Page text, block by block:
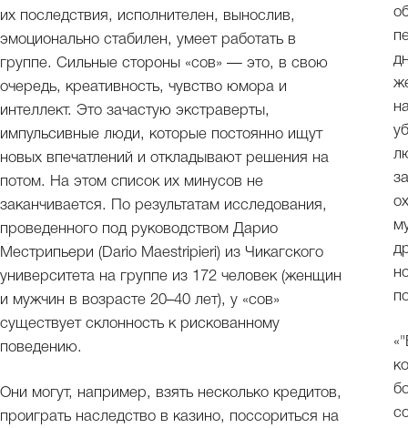
их последствия, исполнителен, вынослив,
эмоционально стабилен, умеет работать в
группе. Сильные стороны «сов» — это, в свою
очередь, креативность, чувство юмора и
интеллект. Это зачастую экстраверты,
импульсивные люди, которые постоянно ищут
новых впечатлений и откладывают решения на
потом. На этом список их минусов не
заканчивается. По результатам исследования,
проведенного под руководством Дарио
Местрипьери (Dario Maestripieri) из Чикагского
университета на группе из 172 человек (женщин
и мужчин в возрасте 20–40 лет), у «сов»
существует склонность к рискованному
поведению.
Они могут, например, взять несколько кредитов,
проиграть наследство в казино, поссориться на